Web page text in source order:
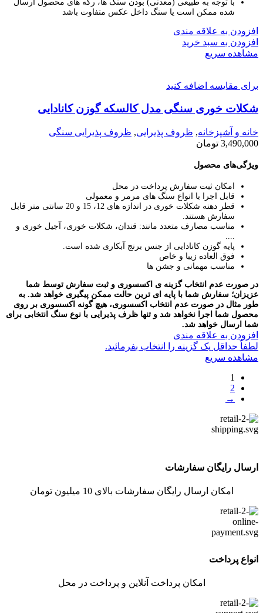
شده ممکن است یا سنگ داخل عکس متفاوت باشد
افزودن به علاقه مندی
افزودن به سبد خرید
مشاهده سریع
برای مقایسه اضافه کنید
شکلات خوری سنگی مدل کالسکه گوزن کانادایی
خانه و آشپزخانه, ظروف پذیرایی, ظروف پذیرایی سنگی
3,490,000 تومان
ویژگی‌های محصول
امکان ثبت سفارش پرداخت در محل
قابل اجرا با انواع سنگ های مرمر و معمولی
قطر دهنه شکلات خوری در اندازه های 12، 15 و 20 سانتی متر قابل
سفارش هستند.
مناسب مصارف متعدد مانند: قندان، شکلات خوری، آجیل خوری و
پایه گوزن کانادایی از جنس برنج آبکاری شده است.
فوق العاده زیبا و خاص
مناسب مهمانی و جشن ها
در صورت عدم انتخاب گزینه ی اکسسوری و ثبت سفارش توسط شما
عزیزان؛ سفارش شما با پایه ای ترین حالت ممکن پیگیری خواهد شد. به
طور مثال در صورت عدم انتخاب اکسسوری، هیچ گونه اکسسوری بر روی
محصول شما اجرا نخواهد شد و تنها ظرف پذیرایی با نوع سنگ انتخابی برای
شما ارسال خواهد شد.
افزودن به علاقه مندی
لطفاٌ حداقل یک گزینه را انتخاب بفرمائید.
مشاهده سریع
1
2
→
ارسال رایگان سفارشات
امکان ارسال رایگان سفارشات بالای 10 میلیون تومان
انواع پرداخت
امکان پرداخت آنلاین و پرداخت در محل